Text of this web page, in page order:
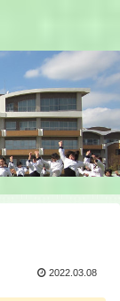
2022.03.08